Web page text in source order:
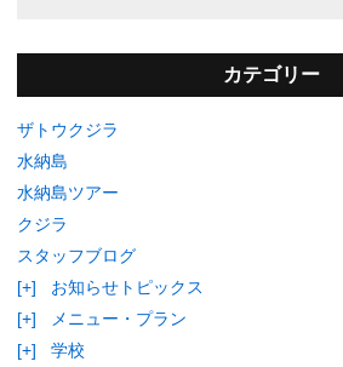
カテゴリー
ザトウクジラ
水納島
水納島ツアー
クジラ
スタッフブログ
[+]
お知らせトピックス
[+]
メニュー・プラン
[+]
学校